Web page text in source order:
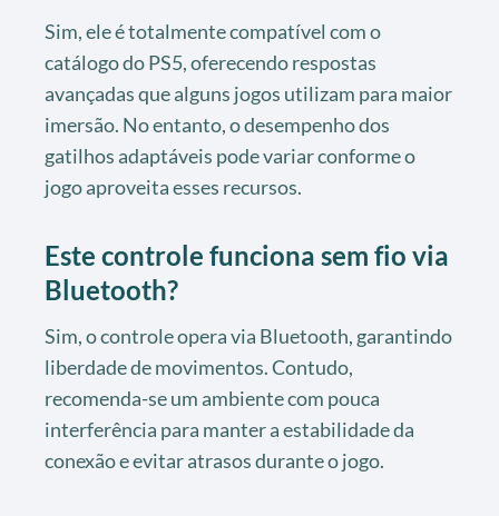
Sim, ele é totalmente compatível com o
catálogo do PS5, oferecendo respostas
avançadas que alguns jogos utilizam para maior
imersão. No entanto, o desempenho dos
gatilhos adaptáveis pode variar conforme o
jogo aproveita esses recursos.
Este controle funciona sem fio via
Bluetooth?
Sim, o controle opera via Bluetooth, garantindo
liberdade de movimentos. Contudo,
recomenda-se um ambiente com pouca
interferência para manter a estabilidade da
conexão e evitar atrasos durante o jogo.